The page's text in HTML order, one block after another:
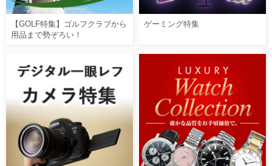
【GOLF特集】ゴルフクラブから
用品まで勢ぞろい！
ゲーミング特集